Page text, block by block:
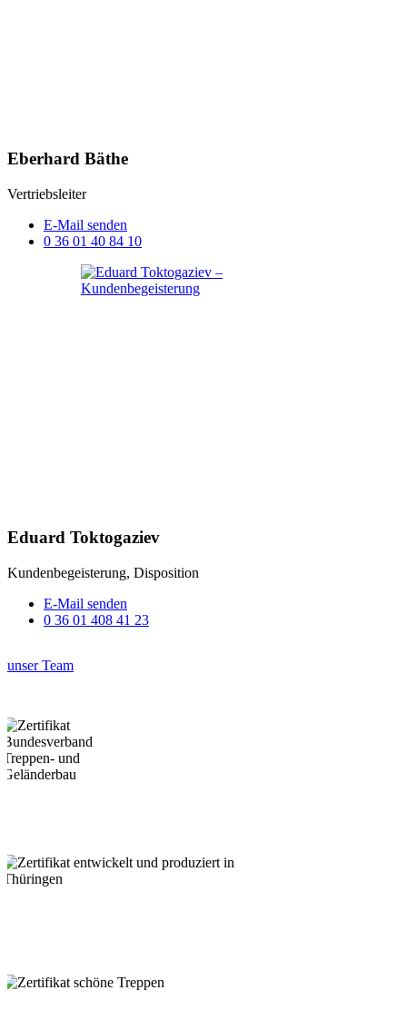
Eberhard Bäthe
Vertriebsleiter
E-Mail senden
0 36 01 40 84 10
Eduard Toktogaziev
Kundenbegeisterung, Disposition
E-Mail senden
0 36 01 408 41 23
unser Team